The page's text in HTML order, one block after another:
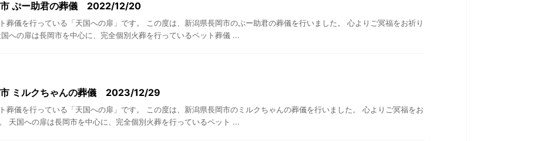
市 ぷー助君の葬儀 2022/12/20
葬儀を行っている「天国への扉」です。 この度は、新潟県長岡市のぷー助君の葬儀を行いました。 心よりご冥福をお祈り
への扉は長岡市を中心に、完全個別火葬を行っているペット葬儀 ...
市 ミルクちゃんの葬儀 2023/12/29
葬儀を行っている「天国への扉」です。 この度は、新潟県長岡市のミルクちゃんの葬儀を行いました。 心よりご冥福をお
天国への扉は長岡市を中心に、完全個別火葬を行っているペット ...